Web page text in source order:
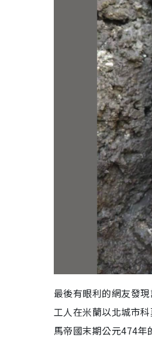
最後有眼利的網友發
工人在米蘭以北城市
馬帝國末期公元474年